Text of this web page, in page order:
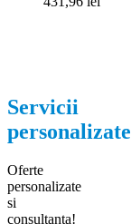
Servicii
personalizate
Oferte
personalizate
si
consultanta!